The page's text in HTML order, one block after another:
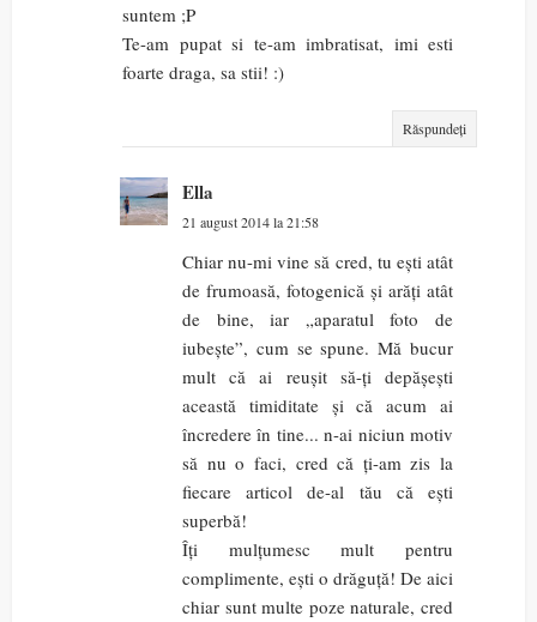
suntem ;P
Te-am pupat si te-am imbratisat, imi esti
foarte draga, sa stii! :)
Răspundeți
Ella
21 august 2014 la 21:58
Chiar nu-mi vine să cred, tu ești atât
de frumoasă, fotogenică și arăți atât
de bine, iar „aparatul foto de
iubește”, cum se spune. Mă bucur
mult că ai reușit să-ți depășești
această timiditate și că acum ai
încredere în tine... n-ai niciun motiv
să nu o faci, cred că ți-am zis la
fiecare articol de-al tău că ești
superbă!
Îți mulțumesc mult pentru
complimente, ești o drăguță! De aici
chiar sunt multe poze naturale, cred